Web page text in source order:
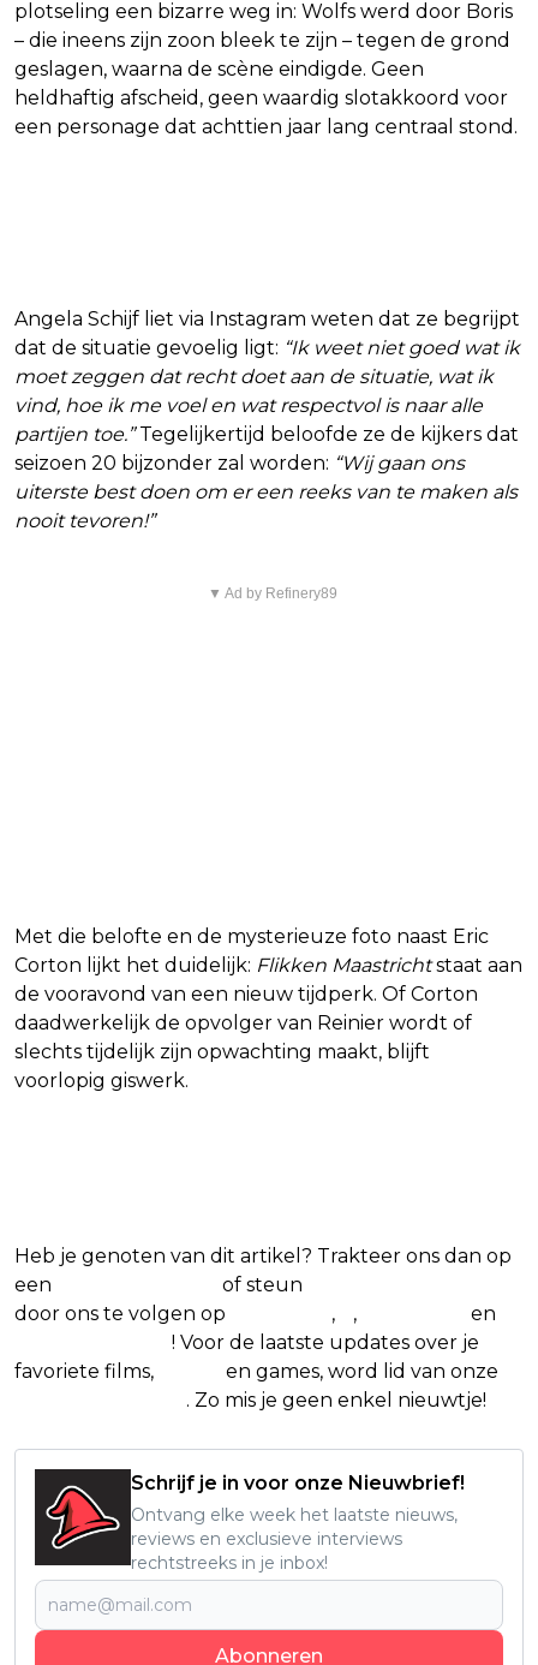
plotseling een bizarre weg in: Wolfs werd door Boris
– die ineens zijn zoon bleek te zijn – tegen de grond
geslagen, waarna de scène eindigde. Geen
heldhaftig afscheid, geen waardig slotakkoord voor
een personage dat achttien jaar lang centraal stond.
Angela Schijf liet via Instagram weten dat ze begrijpt
dat de situatie gevoelig ligt: “Ik weet niet goed wat ik
moet zeggen dat recht doet aan de situatie, wat ik
vind, hoe ik me voel en wat respectvol is naar alle
partijen toe.”Tegelijkertijd beloofde ze de kijkers dat
seizoen 20 bijzonder zal worden: “Wij gaan ons
uiterste best doen om er een reeks van te maken als
nooit tevoren!”
▼ Ad by Refinery89
Met die belofte en de mysterieuze foto naast Eric
Corton lijkt het duidelijk: Flikken Maastrichtstaat aan
de vooravond van een nieuw tijdperk. Of Corton
daadwerkelijk de opvolger van Reinier wordt of
slechts tijdelijk zijn opwachting maakt, blijft
voorlopig giswerk.
Heb je genoten van dit artikel? Trakteer ons dan op
een
of steun
door ons te volgen op
, ,
en
! Voor de laatste updates over je
favoriete films,
en games, word lid van onze
. Zo mis je geen enkel nieuwtje!
Schrijf je in voor onze Nieuwbrief!
Ontvang elke week het laatste nieuws,
reviews en exclusieve interviews
rechtstreeks in je inbox!
Abonneren